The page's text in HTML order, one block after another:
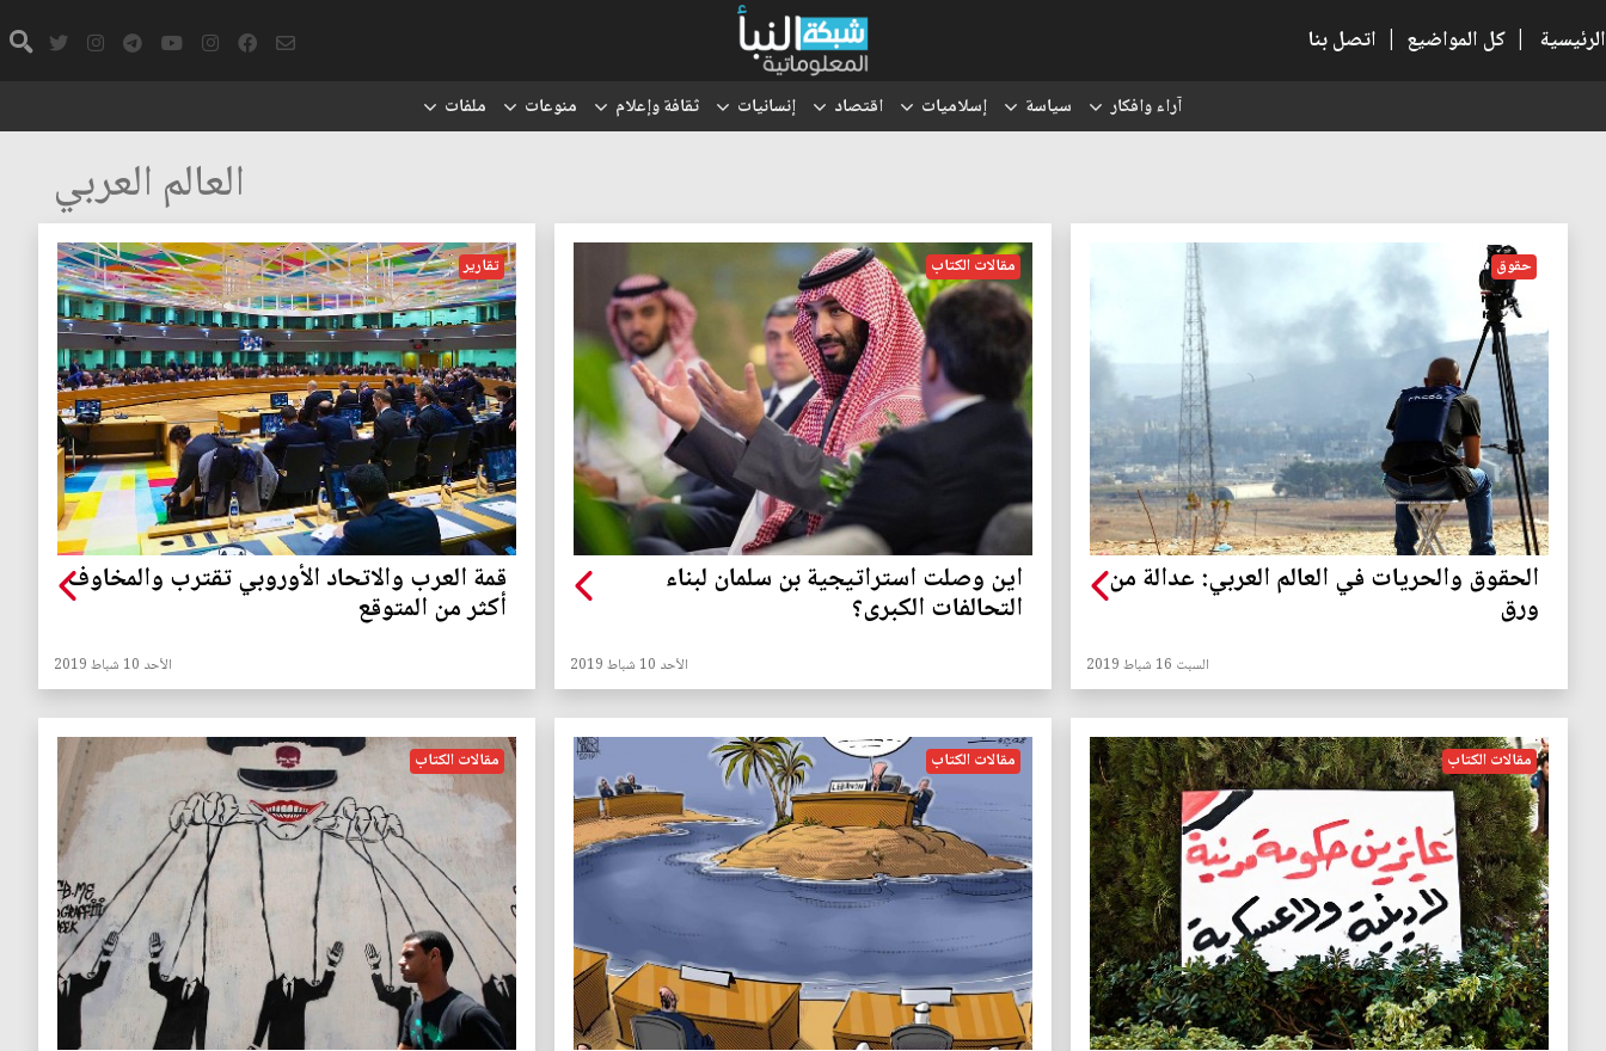
الرئيسية | كل المواضيع | اتصل بنا
آراء وافكار سياسة إسلاميات اقتصاد إنسانيات ثقافة وإعلام منوعات ملفات
العالم العربي
حقوق
الحقوق والحريات في العالم العربي: عدالة من
ورق
السبت 16 شباط 2019
مقالات الكتاب
اين وصلت استراتيجية بن سلمان لبناء
التحالفات الكبرى؟
الأحد 10 شباط 2019
تقارير
قمة العرب والاتحاد الأوروبي تقترب والمخاوف
أكثر من المتوقع
الأحد 10 شباط 2019
مقالات الكتاب مقالات الكتاب مقالات الكتاب